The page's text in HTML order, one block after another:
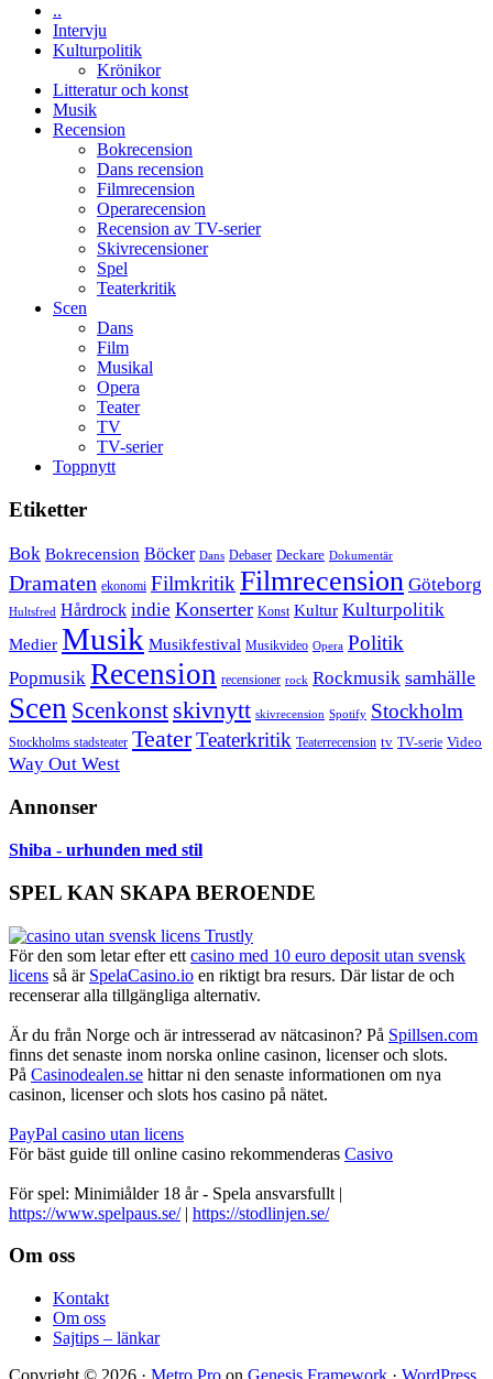
..
Intervju
Kulturpolitik
Krönikor
Litteratur och konst
Musik
Recension
Bokrecension
Dans recension
Filmrecension
Operarecension
Recension av TV-serier
Skivrecensioner
Spel
Teaterkritik
Scen
Dans
Film
Musikal
Opera
Teater
TV
TV-serier
Toppnytt
Etiketter
Bok Bokrecension Böcker Dans Debaser Deckare Dokumentär
Dramaten ekonomi Filmkritik Filmrecension Göteborg
Hultsfred Hårdrock indie Konserter Konst Kultur Kulturpolitik
Medier Musik Musikfestival Musikvideo Opera Politik
Popmusik Recension recensioner rock Rockmusik samhälle
Scen Scenkonst skivnytt skivrecension Spotify Stockholm
Stockholms stadsteater TeaterTeaterkritik Teaterrecension tv TV-serie Video
Way Out West
Annonser
Shiba - urhunden med stil
SPEL KAN SKAPA BEROENDE
För den som letar efter ett casino med 10 euro deposit utan svensk
licens så är SpelaCasino.io en riktigt bra resurs. Där listar de och
recenserar alla tillgängliga alternativ.
Är du från Norge och är intresserad av nätcasinon? På Spillsen.com
finns det senaste inom norska online casinon, licenser och slots.
På Casinodealen.se hittar ni den senaste informationen om nya
casinon, licenser och slots hos casino på nätet.
PayPal casino utan licens
För bäst guide till online casino rekommenderas Casivo
För spel: Minimiålder 18 år - Spela ansvarsfullt |
https://www.spelpaus.se/| https://stodlinjen.se/
Footer
Om oss
Kontakt
Om oss
Sajtips – länkar
Copyright © 2026 · Metro Pro on Genesis Framework · WordPress